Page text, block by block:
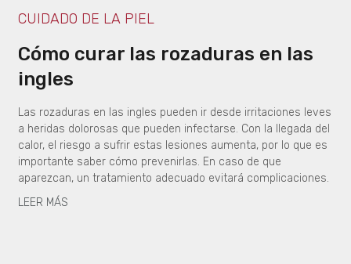
CUIDADO DE LA PIEL
Cómo curar las rozaduras en las
ingles
Las rozaduras en las ingles pueden ir desde irritaciones leves
a heridas dolorosas que pueden infectarse. Con la llegada del
calor, el riesgo a sufrir estas lesiones aumenta, por lo que es
importante saber cómo prevenirlas. En caso de que
aparezcan, un tratamiento adecuado evitará complicaciones.
LEER MÁS